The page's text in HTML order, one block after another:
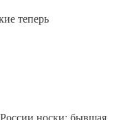
теперь
носки: бывшая